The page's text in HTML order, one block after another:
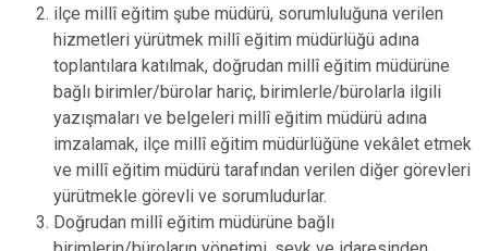
Edremit
Sındırgı
Susurluk
Karesi
Altıeylül
ilçe millî eğitim şube müdürü, sorumluluğuna verilen
hizmetleri yürütmek millî eğitim müdürlüğü adına
toplantılara katılmak, doğrudan millî eğitim müdürüne
bağlı birimler/bürolar hariç, birimlerle/bürolarla ilgili
yazışmaları ve belgeleri millî eğitim müdürü adına
imzalamak, ilçe millî eğitim müdürlüğüne vekâlet etmek
ve millî eğitim müdürü tarafından verilen diğer görevleri
yürütmekle görevli ve sorumludurlar.
Doğrudan millî eğitim müdürüne bağlı